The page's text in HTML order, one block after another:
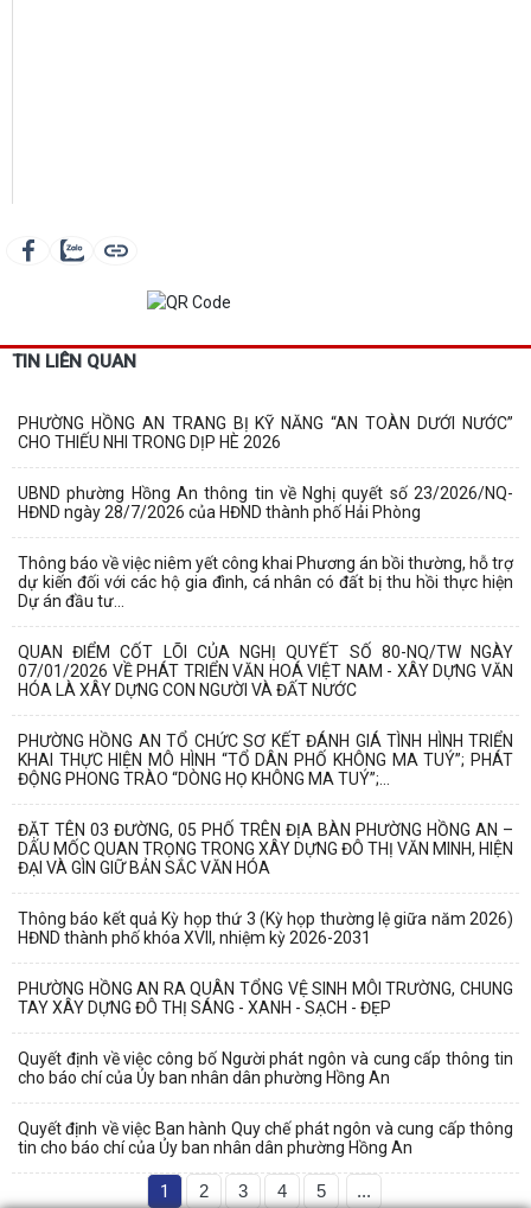
TIN LIÊN QUAN
PHƯỜNG HỒNG AN TRANG BỊ KỸ NĂNG “AN TOÀN DƯỚI NƯỚC”
CHO THIẾU NHI TRONG DỊP HÈ 2026
UBND phường Hồng An thông tin về Nghị quyết số 23/2026/NQ-
HĐND ngày 28/7/2026 của HĐND thành phố Hải Phòng
Thông báo về việc niêm yết công khai Phương án bồi thường, hỗ trợ
dự kiến đối với các hộ gia đình, cá nhân có đất bị thu hồi thực hiện
Dự án đầu tư...
QUAN ĐIỂM CỐT LÕI CỦA NGHỊ QUYẾT SỐ 80-NQ/TW NGÀY
07/01/2026 VỀ PHÁT TRIỂN VĂN HOÁ VIỆT NAM - XÂY DỰNG VĂN
HÓA LÀ XÂY DỰNG CON NGƯỜI VÀ ĐẤT NƯỚC
PHƯỜNG HỒNG AN TỔ CHỨC SƠ KẾT ĐÁNH GIÁ TÌNH HÌNH TRIỂN
KHAI THỰC HIỆN MÔ HÌNH “TỔ DÂN PHỐ KHÔNG MA TUÝ”; PHÁT
ĐỘNG PHONG TRÀO “DÒNG HỌ KHÔNG MA TUÝ”;...
ĐẶT TÊN 03 ĐƯỜNG, 05 PHỐ TRÊN ĐỊA BÀN PHƯỜNG HỒNG AN –
DẤU MỐC QUAN TRỌNG TRONG XÂY DỰNG ĐÔ THỊ VĂN MINH, HIỆN
ĐẠI VÀ GÌN GIỮ BẢN SẮC VĂN HÓA
Thông báo kết quả Kỳ họp thứ 3 (Kỳ họp thường lệ giữa năm 2026)
HĐND thành phố khóa XVII, nhiệm kỳ 2026-2031
PHƯỜNG HỒNG AN RA QUÂN TỔNG VỆ SINH MÔI TRƯỜNG, CHUNG
TAY XÂY DỰNG ĐÔ THỊ SÁNG - XANH - SẠCH - ĐẸP
Quyết định về việc công bố Người phát ngôn và cung cấp thông tin
cho báo chí của Ủy ban nhân dân phường Hồng An
Quyết định về việc Ban hành Quy chế phát ngôn và cung cấp thông
tin cho báo chí của Ủy ban nhân dân phường Hồng An
1 2 3 4 5 ...